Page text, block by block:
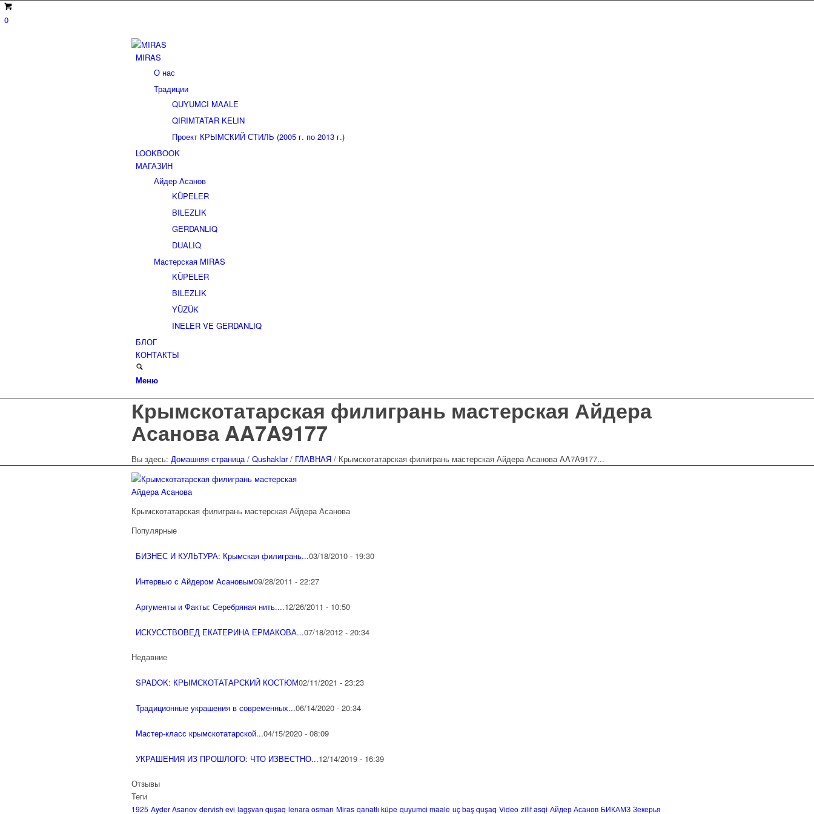
0
MIRAS
О нас
Традиции
QUYUMCI MAALE
QIRIMTATAR KELIN
Проект КРЫМСКИЙ СТИЛЬ (2005 г. по 2013 г.)
LOOKBOOK
МАГАЗИН
Айдер Асанов
KÜPELER
BILEZLIK
GERDANLIQ
DUALIQ
Мастерская MIRAS
KÜPELER
BILEZLIK
YÜZÜK
INELER VE GERDANLIQ
БЛОГ
КОНТАКТЫ
Меню
Крымскотатарская филигрань мастерская Айдера
Асанова AA7A9177
Вы здесь: Домашняя страница / Qushaklar / ГЛАВНАЯ / Крымскотатарская филигрань мастерская Айдера Асанова AA7A9177...
Крымскотатарская филигрань мастерская Айдера Асанова
Популярные
БИЗНЕС И КУЛЬТУРА: Крымская филигрань...03/18/2010 - 19:30
Интервью с Айдером Асановым09/28/2011 - 22:27
Аргументы и Факты: Серебряная нить....12/26/2011 - 10:50
ИСКУССТВОВЕД ЕКАТЕРИНА ЕРМАКОВА...07/18/2012 - 20:34
Недавние
SPADOK: КРЫМСКОТАТАРСКИЙ КОСТЮМ02/11/2021 - 23:23
Традиционные украшения в современных...06/14/2020 - 20:34
Мастер-класс крымскотатарской...04/15/2020 - 08:09
УКРАШЕНИЯ ИЗ ПРОШЛОГО: ЧТО ИЗВЕСТНО...12/14/2019 - 16:39
Отзывы
Теги
1925 Ayder Asanov dervish evi lagşvan quşaq lenara osman Miras qanatlı küpe quyumci maale uç baş quşaq Video zilif asqi Айдер Асанов БИКАМЗ Зекерья